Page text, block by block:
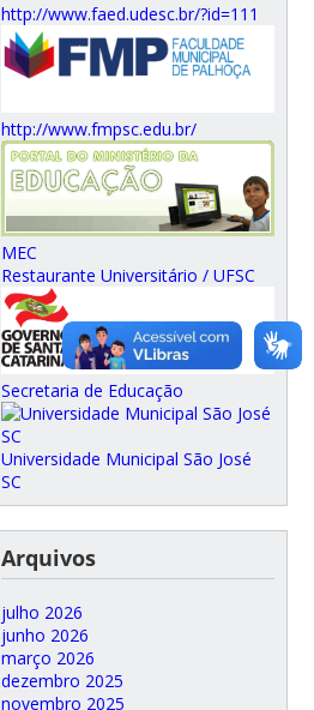
http://www.faed.udesc.br/?id=111
http://www.fmpsc.edu.br/
MEC
Restaurante Universitário / UFSC
Secretaria de Educação
Universidade Municipal São José
SC
Arquivos
julho 2026
junho 2026
março 2026
dezembro 2025
novembro 2025